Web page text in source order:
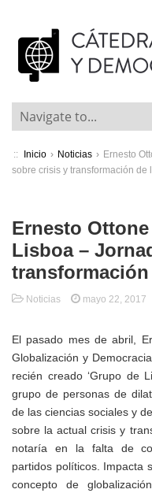
:: Inicio › Noticias › Ernesto
sobre crisis y transformación de
Ernesto
Lisboa –
Noticias mayo 22, 2017
El pasado mes de abril,
Globalización y
recién creado ‘Grupo de
grupo de personas de
de las ciencias sociales y
sobre la actual crisis y
notaría en la falta de
partidos políticos. Impacta
concepto de